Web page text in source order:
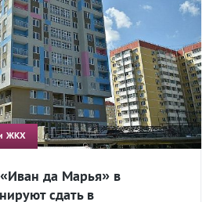
и ЖКХ
да Марья» в
сдать в